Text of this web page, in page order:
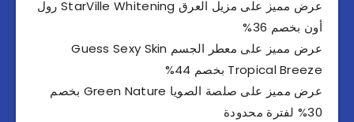
عرض مميز على مزيل العرق StarVille Whitening رول
أون بخصم 36%
عرض مميز على معطر الجسم Guess Sexy Skin
Tropical Breeze بخصم 44%
عرض مميز على صلصة الصويا Green Nature بخصم
30% لفترة محدودة